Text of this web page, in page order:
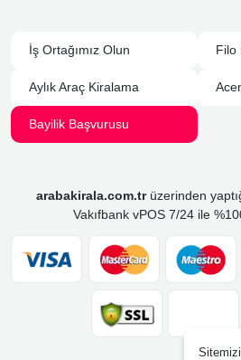
İş Ortağımız Olun Filo
Aylık Araç Kiralama
Bayilik Başvurusu
arabakirala.com.trüzerinden
Vakıfbank vPOS 7/24 ile